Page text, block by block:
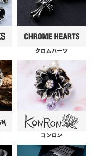
クロムハーツ
コンロン